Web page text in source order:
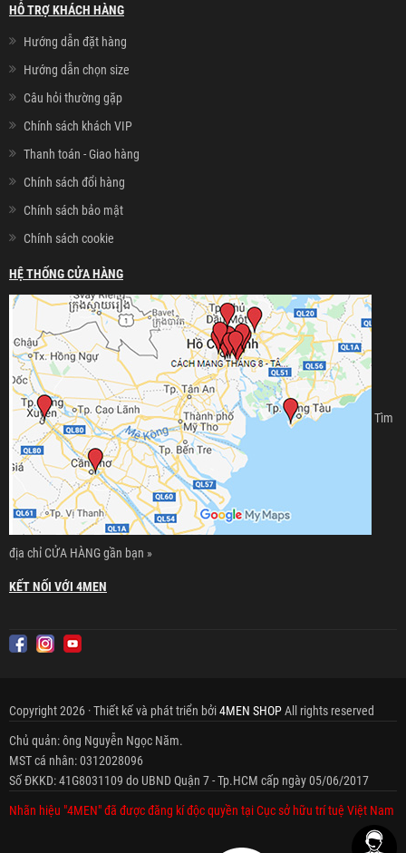
HỖ TRỢ KHÁCH HÀNG
Hướng dẫn đặt hàng
Hướng dẫn chọn size
Câu hỏi thường gặp
Chính sách khách VIP
Thanh toán - Giao hàng
Chính sách đổi hàng
Chính sách bảo mật
Chính sách cookie
HỆ THỐNG CỬA HÀNG
Tìm
địa chỉ CỬA HÀNG gần bạn »
KẾT NỐI VỚI 4MEN
Copyright 2026 · Thiết kế và phát triển bởi4MEN SHOPAll rights reserved
Chủ quản: ông Nguyễn Ngọc Năm.
MST cá nhân: 0312028096
Số ĐKKD: 41G8031109 do UBND Quận 7 - Tp.HCM cấp ngày 05/06/2017
Nhãn hiệu "4MEN" đã được đăng kí độc quyền tại Cục sở hữu trí tuệ Việt Nam